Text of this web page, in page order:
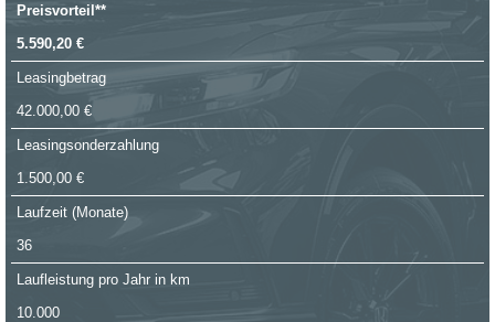
Preisvorteil**
5.590,20 €
Leasingbetrag
42.000,00 €
Leasingsonderzahlung
1.500,00 €
Laufzeit (Monate)
36
Laufleistung pro Jahr in km
10.000